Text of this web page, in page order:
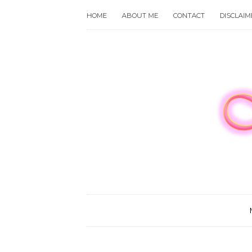
HOME ABOUT ME CONTACT